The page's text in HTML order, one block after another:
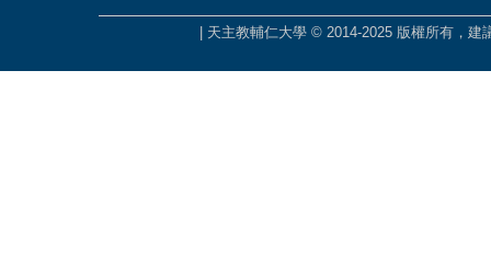
| 天主教輔仁大學 © 2014-2025 版權所有，